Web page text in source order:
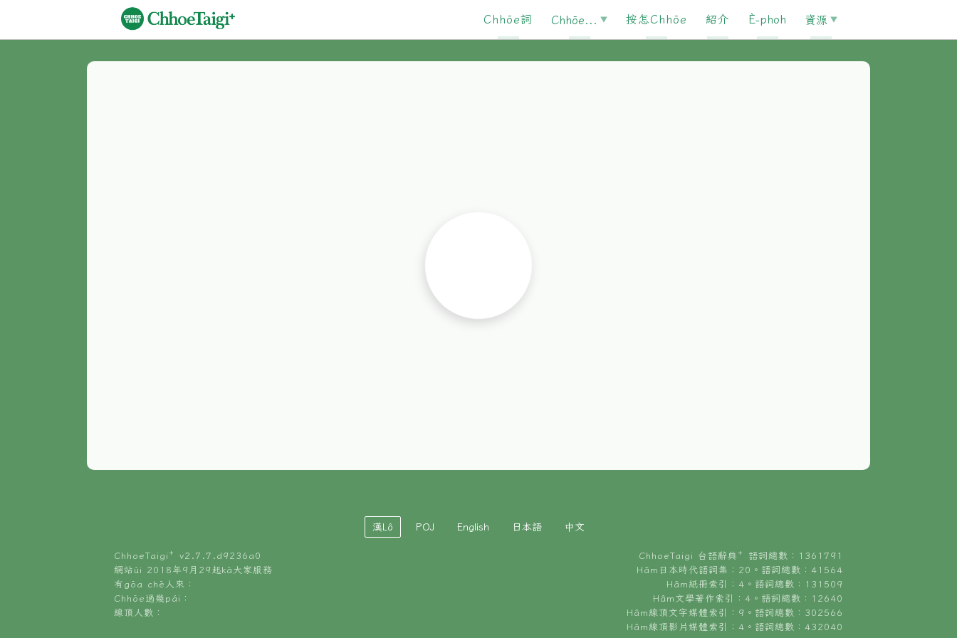
Chhōe詞 Chhōe... 按怎Chhōe 紹介 È-phoh 資源
漢Lô POJ English 日本語 中文
ChhoeTaigi⁺ v2.7.7.d9236a0
網站ùi 2018年9月29起kā大家服務
有gōa chē人來：
Chhōe過幾pái：
線頂人數：
ChhoeTaigi 台語辭典⁺ 語詞總數：1361791
Hâm日本時代語詞集：20。語詞總數：41564
Hâm紙冊索引：4。語詞總數：131509
Hâm文學著作索引：4。語詞總數：12640
Hâm線頂文字媒體索引：9。語詞總數：302566
Hâm線頂影片媒體索引：4。語詞總數：432040